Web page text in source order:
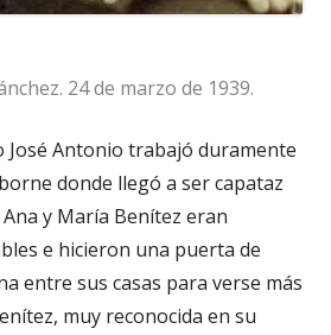
24 de marzo de 1939.
José Antonio trabajó duramente
donde llegó a ser capataz
y María Benítez eran
e hicieron una puerta de
entre sus casas para verse más
muy reconocida en su